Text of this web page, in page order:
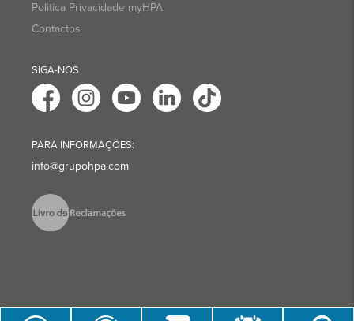
Politica Privacidade myHPA
Contactos
SIGA-NOS
PARA INFORMAÇÕES:
info@grupohpa.com